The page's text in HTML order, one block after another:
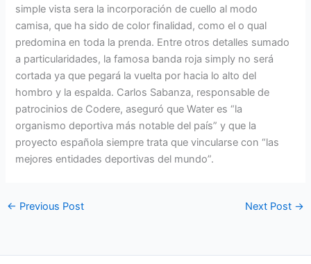
simple vista sera la incorporación de cuello al modo
camisa, que ha sido de color finalidad, como el o qual
predomina en toda la prenda. Entre otros detalles sumado
a particularidades, la famosa banda roja simply no será
cortada ya que pegará la vuelta por hacia lo alto del
hombro y la espalda. Carlos Sabanza, responsable de
patrocinios de Codere, aseguró que Water es “la
organismo deportiva más notable del país” y que la
proyecto española siempre trata que vincularse con “las
mejores entidades deportivas del mundo”.
← Previous Post Next Post →